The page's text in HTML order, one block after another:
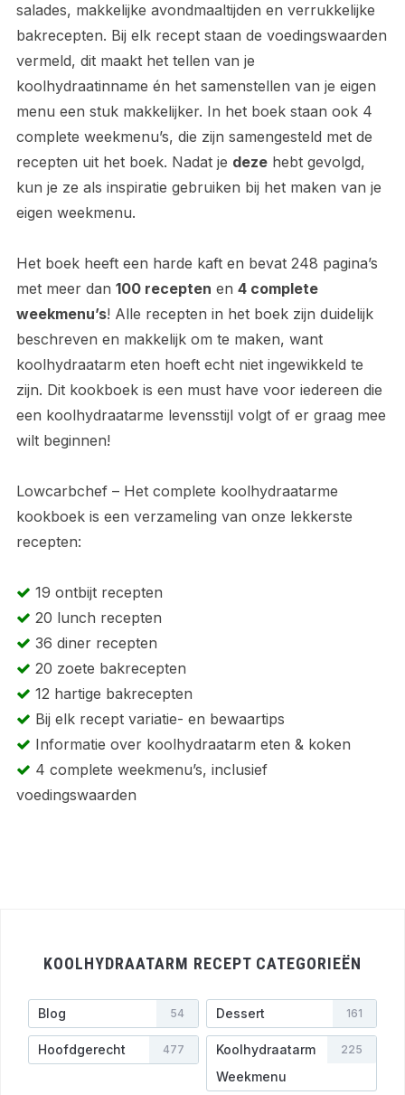
salades, makkelijke avondmaaltijden en verrukkelijke
bakrecepten. Bij elk recept staan de voedingswaarden
vermeld, dit maakt het tellen van je
koolhydraatinname én het samenstellen van je eigen
menu een stuk makkelijker. In het boek staan ook 4
complete weekmenu’s, die zijn samengesteld met de
recepten uit het boek. Nadat je dezehebt gevolgd,
kun je ze als inspiratie gebruiken bij het maken van je
eigen weekmenu.
Het boek heeft een harde kaft en bevat 248 pagina’s
met meer dan 100 recepten en 4 complete
weekmenu’s! Alle recepten in het boek zijn duidelijk
beschreven en makkelijk om te maken, want
koolhydraatarm eten hoeft echt niet ingewikkeld te
zijn. Dit kookboek is een must have voor iedereen die
een koolhydraatarme levensstijl volgt of er graag mee
wilt beginnen!
Lowcarbchef – Het complete koolhydraatarme
kookboek is een verzameling van onze lekkerste
recepten:
19 ontbijt recepten
20 lunch recepten
36 diner recepten
20 zoete bakrecepten
12 hartige bakrecepten
Bij elk recept variatie- en bewaartips
Informatie over koolhydraatarm eten & koken
4 complete weekmenu’s, inclusief
voedingswaarden
KOOLHYDRAATARM RECEPT CATEGORIEËN
Blog 54 Dessert 161
Hoofdgerecht 477
Koolhydraatarm
Weekmenu
225